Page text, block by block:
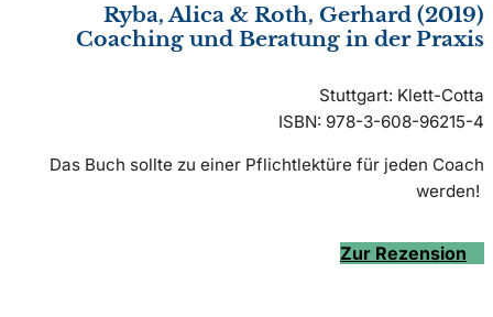
Ryba, Alica & Roth, Gerhard (2019)
Coaching und Beratung in der Praxis
Stuttgart: Klett-Cotta
ISBN: 978-3-608-96215-4
Das Buch sollte zu einer Pflichtlektüre für jeden Coach
werden!
Zur Rezension